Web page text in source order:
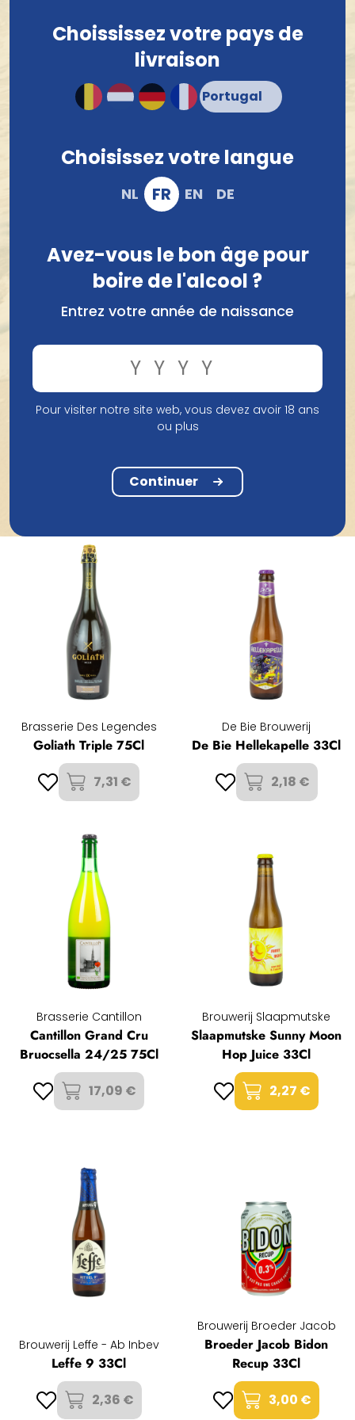
Valduc Angelo 0,4% 33Cl
Kasteelbier Tropical 33Cl
2,15 €
Brouwerij The Musketeers
Flirt with the Bartender
Brasserie Des Legendes
Goliath Triple 75Cl
7,31 €
De Bie Brouwerij
De Bie Hellekapelle 33Cl
2,18 €
Brasserie Cantillon
Cantillon Grand Cru
Bruocsella 24/25 75Cl
17,09 €
Brouwerij Slaapmutske
Slaapmutske Sunny Moon
Hop Juice 33Cl
2,27 €
Brouwerij Leffe - Ab Inbev
Leffe 9 33Cl
2,36 €
Brouwerij Broeder Jacob
Broeder Jacob Bidon
Recup 33Cl
3,00 €
Choississez votre pays de
livraison
Choisissez votre langue
NL FR EN DE
Avez-vous le bon âge pour
boire de l'alcool ?
Entrez votre année de naissance
Pour visiter notre site web, vous devez avoir 18 ans
ou plus
Continuer